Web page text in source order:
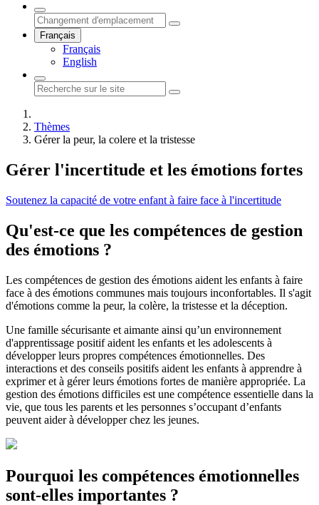
Français
Français
English
Thèmes
Gérer la peur, la colere et la tristesse
Gérer l'incertitude et les émotions fortes
Soutenez la capacité de votre enfant à faire face à l'incertitude
Qu'est-ce que les compétences de gestion
des émotions ?
Les compétences de gestion des émotions aident les enfants à faire
face à des émotions communes mais toujours inconfortables. Il s'agit
d'émotions comme la peur, la colère, la tristesse et la déception.
Une famille sécurisante et aimante ainsi qu’un environnement
d'apprentissage positif aident les enfants et les adolescents à
développer leurs propres compétences émotionnelles. Des
interactions et des conseils positifs aident les enfants à apprendre à
exprimer et à gérer leurs émotions fortes de manière appropriée. La
gestion des émotions difficiles est une compétence essentielle dans la
vie, que tous les parents et les personnes s’occupant d’enfants
peuvent aider à développer chez les jeunes.
Pourquoi les compétences émotionnelles
sont-elles importantes ?